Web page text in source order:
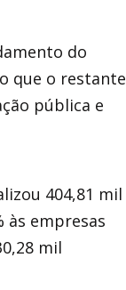
do
que o restante
pública e
404,81 mil
às empresas
mil